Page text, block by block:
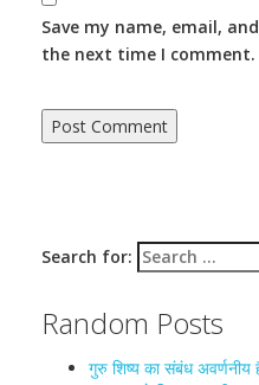
Save my name, email,
the next time I comment.
Search for:
Random Posts
गुरु शिष्य का संबंध अवर्णनीय